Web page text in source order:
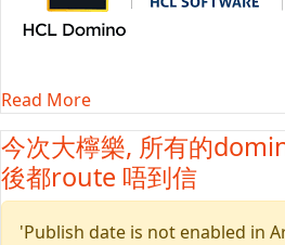
Read More
今次大檸樂, 所有的
後都route 唔到信
'Publish date is not enabled in